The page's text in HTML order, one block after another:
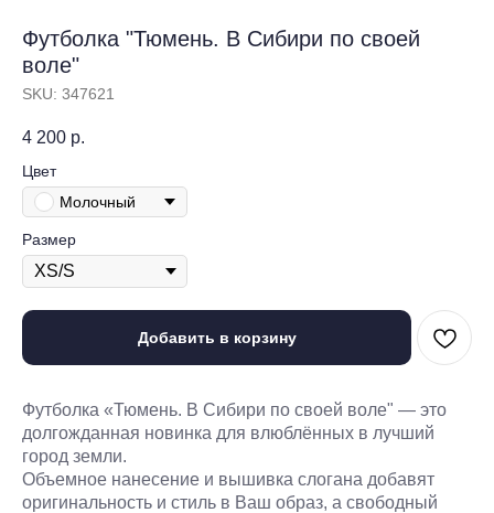
Футболка "Тюмень. В Сибири по своей
воле"
SKU: 347621
4 200 р.
Цвет
Молочный
Размер
Добавить в корзину
Футболка «Тюмень. В Сибири по своей воле" — это
долгожданная новинка для влюблённых в лучший
город земли.
Объемное нанесение и вышивка слогана добавят
оригинальность и стиль в Ваш образ, а свободный